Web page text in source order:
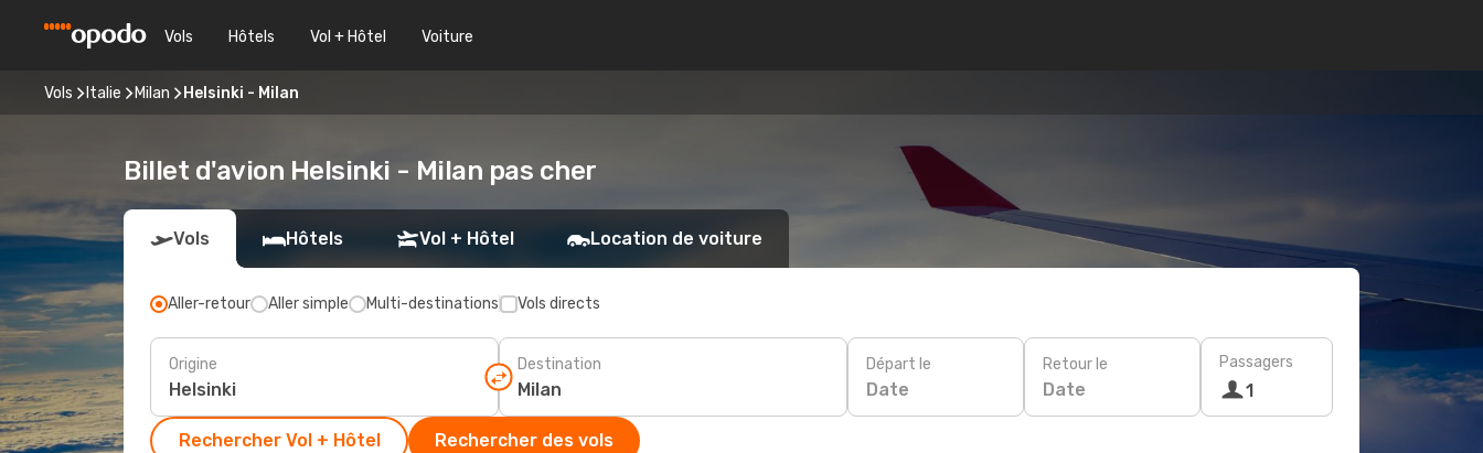
Vols Hôtels Vol + Hôtel Voiture
Vols Italie Milan Helsinki - Milan
Billet d'avion Helsinki - Milan pas cher
Vols Hôtels Vol + Hôtel Location de voiture
Aller-retour Aller simple Multi-destinations Vols directs
Origine Destination Départ le
Date
Retour le
Date
Passagers
1
Rechercher Vol + Hôtel Rechercher des vols